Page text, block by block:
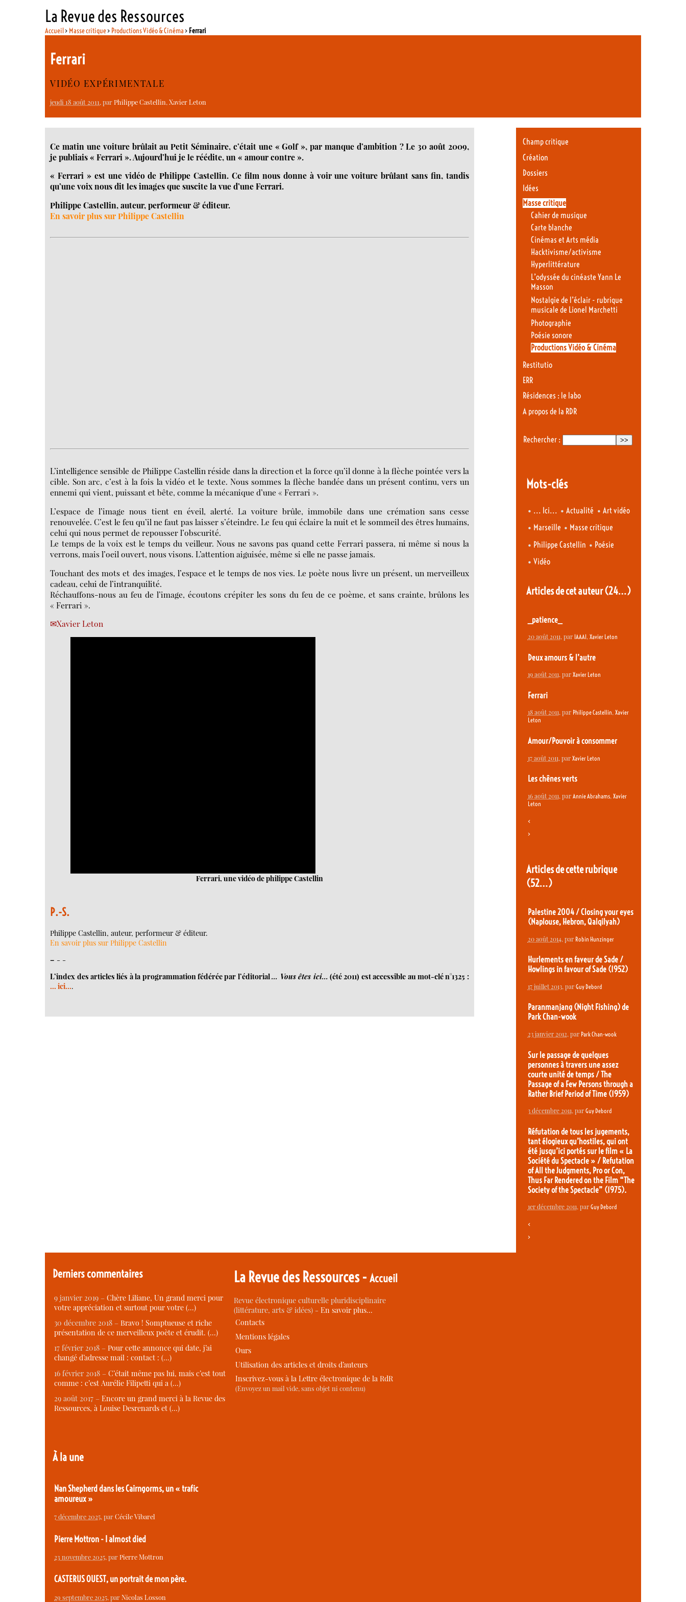
La Revue des Ressources
Accueil> Masse critique> Productions Vidéo & Cinéma > Ferrari
Ferrari
VIDÉO EXPÉRIMENTALE
jeudi 18 août 2011, parPhilippe Castellin,Xavier Leton
Ce matin une voiture brûlait au Petit Séminaire, c’était une « Golf », par manque d’ambition ? Le 30 août 2009,
je publiais « Ferrari ». Aujourd’hui je le réédite, un « amour contre ».
« Ferrari » est une vidéo de Philippe Castellin. Ce film nous donne à voir une voiture brûlant sans fin, tandis
qu’une voix nous dit les images que suscite la vue d’une Ferrari.
Philippe Castellin, auteur, performeur & éditeur.
En savoir plus sur Philippe Castellin
L’intelligence sensible de Philippe Castellin réside dans la direction et la force qu’il donne à la flèche pointée vers la
cible. Son arc, c’est à la fois la vidéo et le texte. Nous sommes la flèche bandée dans un présent continu, vers un
ennemi qui vient, puissant et bête, comme la mécanique d’une « Ferrari ».
L’espace de l’image nous tient en éveil, alerté. La voiture brûle, immobile dans une crémation sans cesse
renouvelée. C’est le feu qu’il ne faut pas laisser s’éteindre. Le feu qui éclaire la nuit et le sommeil des êtres humains,
celui qui nous permet de repousser l’obscurité.
Le temps de la voix est le temps du veilleur. Nous ne savons pas quand cette Ferrari passera, ni même si nous la
verrons, mais l’oeil ouvert, nous visons. L’attention aiguisée, même si elle ne passe jamais.
Touchant des mots et des images, l’espace et le temps de nos vies. Le poète nous livre un présent, un merveilleux
cadeau, celui de l’intranquilité.
Réchauffons-nous au feu de l’image, écoutons crépiter les sons du feu de ce poème, et sans crainte, brûlons les
« Ferrari ».
Xavier Leton
Ferrari, une vidéo de philippe Castellin
P.-S.
Philippe Castellin, auteur, performeur & éditeur.
En savoir plus sur Philippe Castellin
– - -
L’index des articles liés à la programmation fédérée par l’éditorial... Vous êtes ici... (été 2011) est accessible au mot-clé n°1325 :
... ici....
Champ critique
Création
Dossiers
Idées
Masse critique
Cahier de musique
Carte blanche
Cinémas et Arts média
Hacktivisme/activisme
Hyperlittérature
L’odyssée du cinéaste Yann Le
Masson
Nostalgie de l’éclair - rubrique
musicale de Lionel Marchetti
Photographie
Poésie sonore
Productions Vidéo & Cinéma
Restitutio
ERR
Résidences : le labo
A propos de la RDR
Rechercher :
Mots-clés
• ... Ici... •Actualité • Art vidéo
• Marseille • Masse critique
• Philippe Castellin • Poésie
• Vidéo
Articles de cet auteur(24…)
_patience_
20 août 2011, par IAAAI, Xavier Leton
Deux amours & l’autre
19 août 2011, par Xavier Leton
Ferrari
18 août 2011, par Philippe Castellin, Xavier
Leton
Amour/Pouvoir à consommer
17 août 2011, par Xavier Leton
Les chênes verts
16 août 2011, par Annie Abrahams, Xavier
Leton
<
>
Articles de cette rubrique
(52…)
Palestine 2004 / Closing your eyes
(Naplouse, Hebron, Qalqilyah)
20 août 2014, par Robin Hunzinger
Hurlements en faveur de Sade /
Howlings in favour of Sade (1952)
17 juillet 2013, par Guy Debord
Paranmanjang (Night Fishing) de
Park Chan-wook
23 janvier 2012, par Park Chan-wook
Sur le passage de quelques
personnes à travers une assez
courte unité de temps / The
Passage of a Few Persons through a
Rather Brief Period of Time (1959)
3 décembre 2011, par Guy Debord
Réfutation de tous les jugements,
tant élogieux qu’hostiles, qui ont
été jusqu’ici portés sur le film « La
Société du Spectacle » / Refutation
of All the Judgments, Pro or Con,
Thus Far Rendered on the Film “The
Society of the Spectacle” (1975).
1er décembre 2011, par Guy Debord
<
>
Derniers commentaires
9 janvier 2019 – Chère Liliane, Un grand merci pour
votre appréciation et surtout pour votre (…)
30 décembre 2018 – Bravo ! Somptueuse et riche
présentation de ce merveilleux poète et érudit. (…)
17 février 2018 – Pour cette annonce qui date, j’ai
changé d’adresse mail : contact : (…)
16 février 2018 – C’était même pas lui, mais c’est tout
comme : c’est Aurélie Filipetti qui a (…)
29 août 2017 – Encore un grand merci à la Revue des
Ressources, à Louise Desrenards et (…)
À la une
Nan Shepherd dans les Cairngorms, un « trafic
amoureux »
7 décembre 2025, parCécile Vibarel
Pierre Mottron - I almost died
23 novembre 2025, parPierre Mottron
CASTERUS OUEST, un portrait de mon père.
29 septembre 2025, parNicolas Losson
La Revue des Ressources -Accueil
Revue électronique culturelle pluridisciplinaire
(littérature, arts & idées) -En savoir plus…
Contacts
Mentions légales
Ours
Utilisation des articles et droits d’auteurs
Inscrivez-vous à la Lettre électronique de la RdR
(Envoyez un mail vide, sans objet ni contenu)